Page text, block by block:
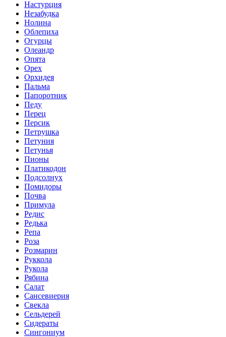
Настурция
Незабудка
Нолина
Облепиха
Огурцы
Олеандр
Опята
Орех
Орхидея
Пальма
Папоротник
Педу
Перец
Персик
Петрушка
Петуния
Петунья
Пионы
Платикодон
Подсолнух
Помидоры
Почва
Примула
Редис
Редька
Репа
Роза
Розмарин
Руккола
Рукола
Рябина
Салат
Сансевиерия
Свекла
Сельдерей
Сидераты
Сингониум